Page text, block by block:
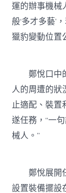
運的辦事機械
般‘多才多藝’
獵豹變動位置
鄭悅口中的
人的周遭的狀
止適配、裝置
遂任務，“一
械人。”
鄭悅展開任
設置裝備擺設